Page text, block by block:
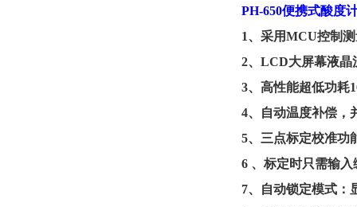
PH-650便携式酸度
1、 采用MCU控制
2、 LCD大屏幕液晶
3、 高性能超低功耗
4、
自动温度补偿，
5、 三点标定校准功
6 、 标定时只需输入
7、
自动锁定模式：